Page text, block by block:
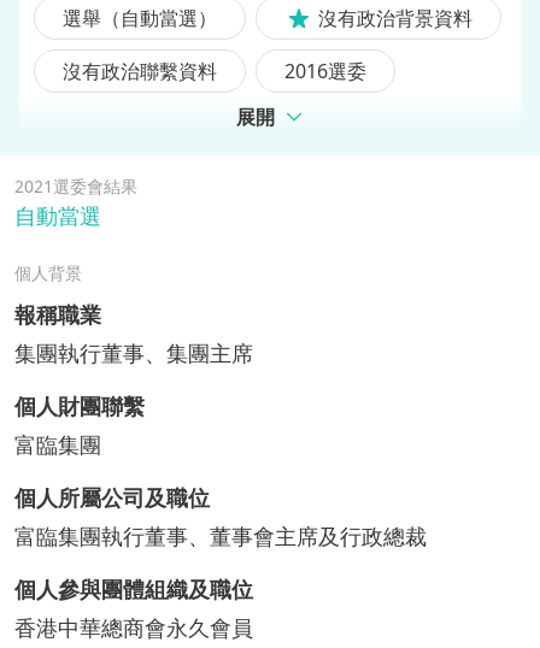
選舉（自動當選）
沒有政治背景資料
沒有政治聯繫資料
2016選委
展開
2021選委會結果
自動當選
個人背景
報稱職業
集團執行董事、集團主席
個人財團聯繫
富臨集團
個人所屬公司及職位
富臨集團執行董事、董事會主席及行政總裁
個人參與團體組織及職位
香港中華總商會永久會員